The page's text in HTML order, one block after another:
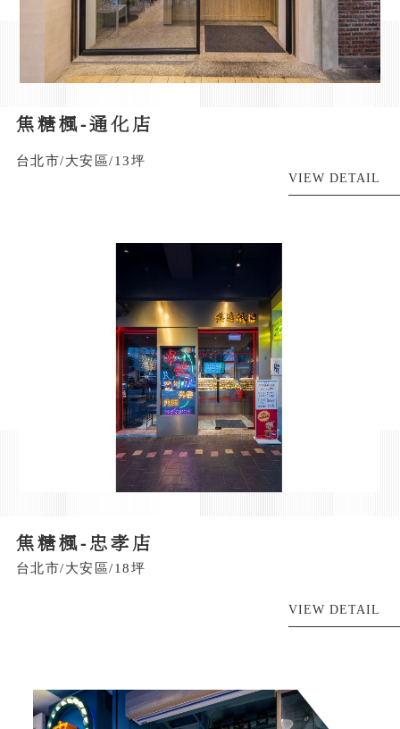
焦糖楓-通化店
台北市/大安區/13坪
VIEW DETAIL
焦糖楓-忠孝店
台北市/大安區/18坪
VIEW DETAIL